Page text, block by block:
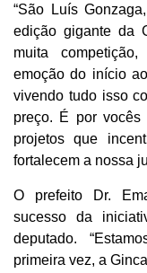
“São Luís
edição gigante da
muita
emoção do início
vivendo tudo isso
preço. É por
projetos que
fortalecem a nossa
O prefeito Dr.
sucesso da
deputado.
primeira vez, a